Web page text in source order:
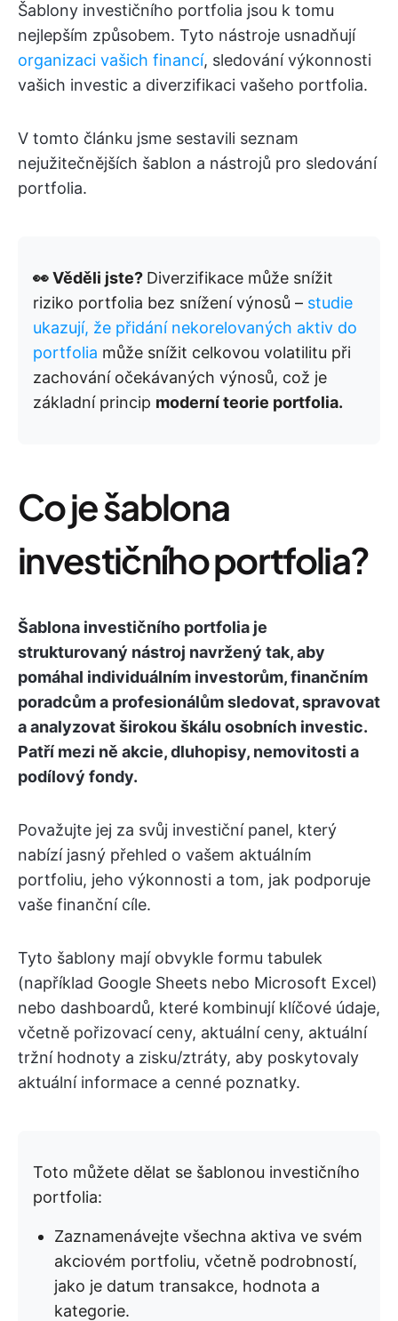
Šablony investičního portfolia jsou k tomu
nejlepším způsobem. Tyto nástroje usnadňují
organizaci vašich financí, sledování výkonnosti
vašich investic a diverzifikaci vašeho portfolia.
V tomto článku jsme sestavili seznam
nejužitečnějších šablon a nástrojů pro sledování
portfolia.
👀 Věděli jste? Diverzifikace může snížit
riziko portfolia bez snížení výnosů – studie
ukazují, že přidání nekorelovaných aktiv do
portfolia může snížit celkovou volatilitu při
zachování očekávaných výnosů, což je
základní princip moderní teorie portfolia.
Co je šablona
investičního portfolia?
Šablona investičního portfolia je
strukturovaný nástroj navržený tak, aby
pomáhal individuálním investorům, finančním
poradcům a profesionálům sledovat, spravovat
a analyzovat širokou škálu osobních investic.
Patří mezi ně akcie, dluhopisy, nemovitosti a
podílový fondy.
Považujte jej za svůj investiční panel, který
nabízí jasný přehled o vašem aktuálním
portfoliu, jeho výkonnosti a tom, jak podporuje
vaše finanční cíle.
Tyto šablony mají obvykle formu tabulek
(například Google Sheets nebo Microsoft Excel)
nebo dashboardů, které kombinují klíčové údaje,
včetně pořizovací ceny, aktuální ceny, aktuální
tržní hodnoty a zisku/ztráty, aby poskytovaly
aktuální informace a cenné poznatky.
Toto můžete dělat se šablonou investičního
portfolia:
Zaznamenávejte všechna aktiva ve svém
akciovém portfoliu, včetně podrobností,
jako je datum transakce, hodnota a
kategorie.